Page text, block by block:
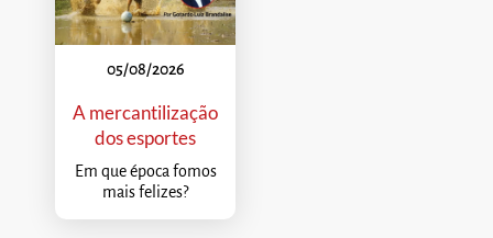
05/08/2026
A mercantilização
dos esportes
Em que época fomos
mais felizes?